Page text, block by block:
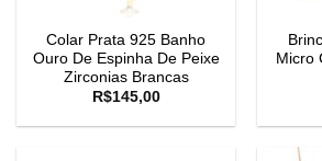
Colar Prata 925 Banho
Ouro De Espinha De Peixe
Zirconias Brancas
R$145,00
Micro